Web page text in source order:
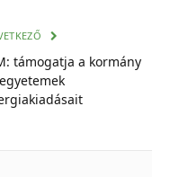
támogatja a kormány